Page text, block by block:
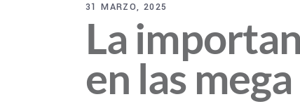
31 MARZO, 2025
La
en las